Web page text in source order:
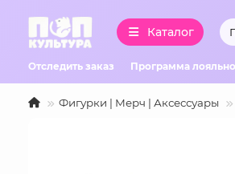
Каталог
Отследить заказ Программа
Фигурки | Мерч | Аксессуары